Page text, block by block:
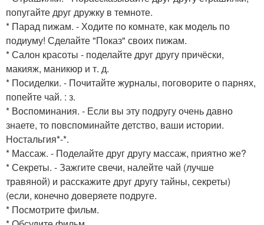
попугайте друг дружку в темноте.
* Парад пижам. - Ходите по комнате, как модель по
подиуму! Сделайте "Показ" своих пижам.
* Салон красоты - поделайте друг другу причёски,
макияж, маникюр и т. д.
* Посиделки. - Почитайте журналы, поговорите о парнях,
попейте чай. : з.
* Воспоминания. - Если вы эту подругу очень давно
знаете, то повспоминайте детство, ваши истории.
Ностальгия*-*.
* Массаж. - Поделайте друг другу массаж, приятно же?
* Секреты. - Зажгите свечи, налейте чай (лучше
травяной) и расскажите друг другу тайны, секреты)
(если, конечно доверяете подруге.
* Посмотрите фильм.